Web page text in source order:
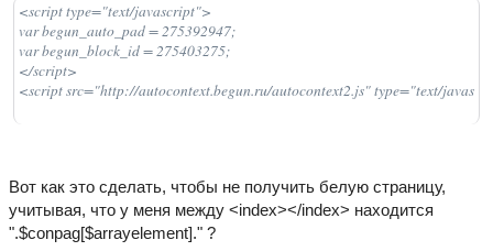
<script type="text/javascript">
var begun_auto_pad = 275392947;
var begun_block_id = 275403275;
</script>
<script src="http://autocontext.begun.ru/autocontext2.js" type="text/
Вот как это сделать, чтобы не получить белую страницу,
учитывая, что у меня между <index></index> находится
".$conpag[$arrayelement]." ?